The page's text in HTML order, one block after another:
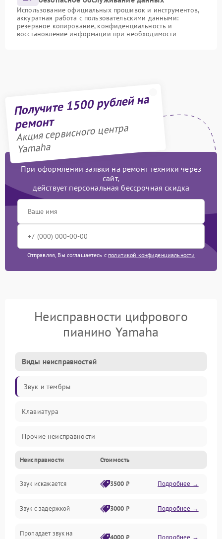
Использование официальных прошивок и инструментов,
аккуратная работа с пользовательскими данными:
резервное копирование, конфиденциальность и
восстановление информации при необходимости
Получите 1500 рублей на
ремонт
Акция сервисного центра
Yamaha
При оформлении заявки на ремонт техники через
сайт,
действует персональная бессрочная скидка
Отправляя, Вы соглашаетесь с политикой конфиденциальности
Неисправности цифрового
пианино Yamaha
Виды неисправностей
Звук и тембры
Клавиатура
Прочие неисправности
Включение и работа
Управление и электроника
Подключения и интерфейсы
Педали и стойка
Неисправности Стоимость
Звук искажается 3500 ₽ Подробнее →
Звук с задержкой 3000 ₽ Подробнее →
Пропадает звук на
4000 ₽ Подробнее →